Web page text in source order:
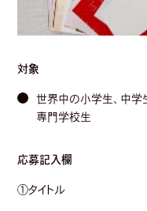
対象
世界中の小学生、中学
専門学校生
応募記入欄
①タイトル